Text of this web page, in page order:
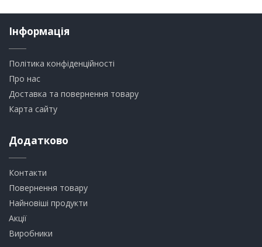
Інформація
Політика конфіденційності
Про нас
Доставка та повернення товару
Карта сайту
Додатково
Контакти
Повернення товару
Найновіші продукти
Акції
Виробники